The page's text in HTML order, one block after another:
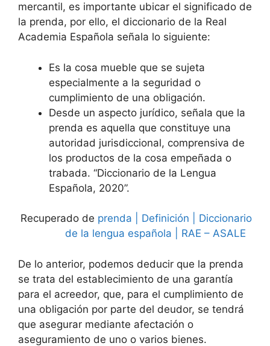
mercantil, es importante ubicar el significado de
la prenda, por ello, el diccionario de la Real
Academia Española señala lo siguiente:
Es la cosa mueble que se sujeta
especialmente a la seguridad o
cumplimiento de una obligación.
Desde un aspecto jurídico, señala que la
prenda es aquella que constituye una
autoridad jurisdiccional, comprensiva de
los productos de la cosa empeñada o
trabada. “Diccionario de la Lengua
Española, 2020”.
Recuperado de prenda | Definición | Diccionario
de la lengua española | RAE – ASALE
De lo anterior, podemos deducir que la prenda
se trata del establecimiento de una garantía
para el acreedor, que, para el cumplimiento de
una obligación por parte del deudor, se tendrá
que asegurar mediante afectación o
aseguramiento de uno o varios bienes.